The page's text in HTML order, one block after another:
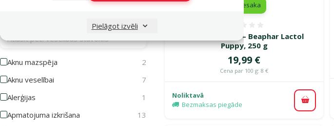
Pielāgot izvēli
Atlasīt pēc: veselības stāvoklis
Aknu mazspēja
2
Aknu veselībai
7
Alerģijas
1
Apmatojuma izkrišana
13
Piens kucēniem – Beaphar Lactol
Puppy, 250 g
Cena
19,99 €
Cena par 100 g: 8 €
iesaka
Noliktavā
Bezmaksas piegāde